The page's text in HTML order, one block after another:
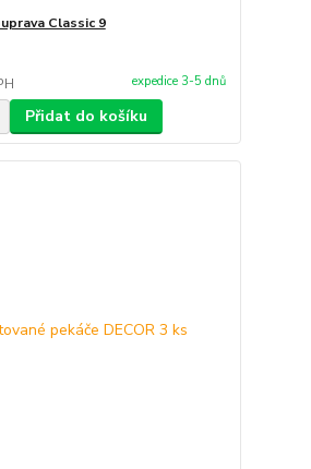
Classic 9
expedice 3-5 dnů
Přidat do košíku